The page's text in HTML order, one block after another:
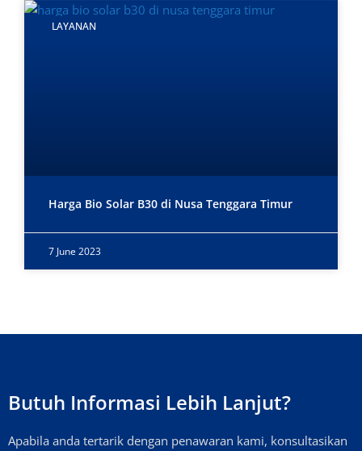
LAYANAN
Harga Bio Solar B30 di Nusa Tenggara Timur
7 June 2023
Butuh Informasi Lebih Lanjut?
Apabila anda tertarik dengan penawaran kami, konsultasikan